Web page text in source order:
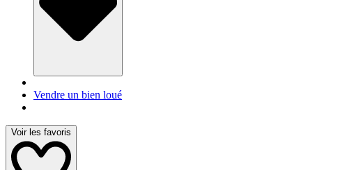
Vendre un bien loué
Voir les favoris